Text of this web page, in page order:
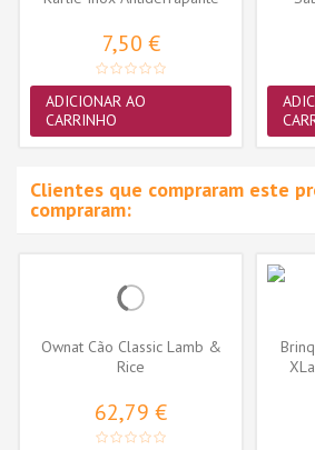
7,50 €
ADICIONAR AO
CARRINHO
Clientes que compraram este
compraram:
Ownat Cão Classic Lamb &
Rice
62,79 €